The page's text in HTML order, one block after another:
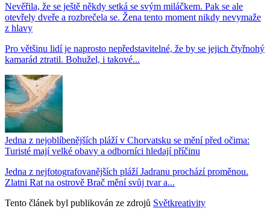
Nevěřila, že se ještě někdy setká se svým miláčkem. Pak se ale
otevřely dveře a rozbrečela se. Žena tento moment nikdy nevymaže
z hlavy
Pro většinu lidí je naprosto nepředstavitelné, že by se jejich čtyřnohý
kamarád ztratil. Bohužel, i takové...
Jedna z nejoblíbenějších pláží v Chorvatsku se mění před očima:
Turisté mají velké obavy a odborníci hledají příčinu
Jedna z nejfotografovanějších pláží Jadranu prochází proměnou.
Zlatni Rat na ostrově Brač mění svůj tvar a...
Tento článek byl publikován ze zdrojů Světkreativity